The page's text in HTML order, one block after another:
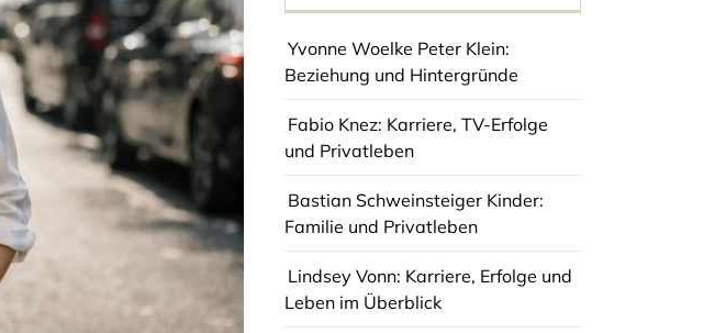
Yvonne Woelke Peter Klein:
Beziehung und Hintergründe
Fabio Knez: Karriere, TV-Erfolge
und Privatleben
Bastian Schweinsteiger Kinder:
Familie und Privatleben
Lindsey Vonn: Karriere, Erfolge und
Leben im Überblick